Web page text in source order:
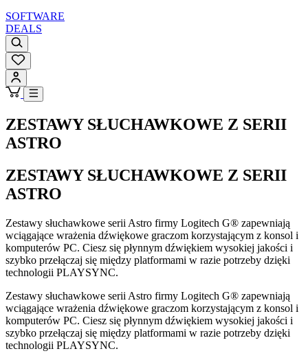
SOFTWARE
DEALS
ZESTAWY SŁUCHAWKOWE Z SERII
ASTRO
ZESTAWY SŁUCHAWKOWE Z SERII
ASTRO
Zestawy słuchawkowe serii Astro firmy Logitech G® zapewniają
wciągające wrażenia dźwiękowe graczom korzystającym z konsol i
komputerów PC. Ciesz się płynnym dźwiękiem wysokiej jakości i
szybko przełączaj się między platformami w razie potrzeby dzięki
technologii PLAYSYNC.
Zestawy słuchawkowe serii Astro firmy Logitech G® zapewniają
wciągające wrażenia dźwiękowe graczom korzystającym z konsol i
komputerów PC. Ciesz się płynnym dźwiękiem wysokiej jakości i
szybko przełączaj się między platformami w razie potrzeby dzięki
technologii PLAYSYNC.